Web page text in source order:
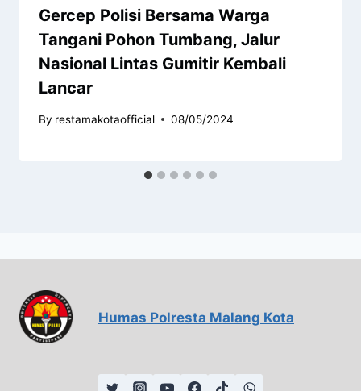
Gercep Polisi Bersama Warga
Tangani Pohon Tumbang, Jalur
Nasional Lintas Gumitir Kembali
Lancar
By restamakotaofficial 08/05/2024
Humas Polresta Malang Kota